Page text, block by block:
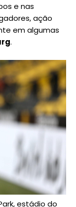
e nas
ação
em algumas
.
estádio do